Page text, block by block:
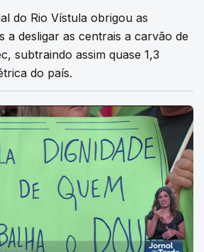
do Rio Vístula obrigou as
a desligar as centrais a carvão de
subtraindo assim quase 1,3
do país.